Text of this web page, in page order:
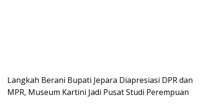
Langkah Berani Bupati Jepara Diapresiasi DPR dan
MPR, Museum Kartini Jadi Pusat Studi Perempuan